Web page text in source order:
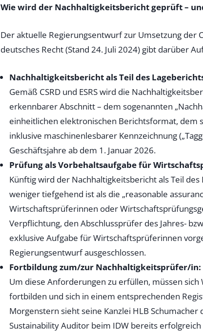
Wie wird der Nachhaltigkeitsbericht geprüft –
Der aktuelle Regierungsentwurf zur Umsetzung der
deutsches Recht (Stand 24. Juli 2024) gibt darüber
Nachhaltigkeitsbericht als Teil des
Gemäß CSRD und ESRS wird die
erkennbarer Abschnitt – dem sogenannten
einheitlichen elektronischen Berichtsformat, dem
inklusive maschinenlesbarer Kennzeichnung
Geschäftsjahre ab dem 1. Januar 2026.
Prüfung als Vorbehaltsaufgabe für
Künftig wird der Nachhaltigkeitsbericht als Teil
weniger tiefgehend ist als die „reasonable
Wirtschaftsprüferinnen oder
Verpflichtung, den Abschlussprüfer des Jahres-
exklusive Aufgabe für Wirtschaftsprüferinnen
Regierungsentwurf ausgeschlossen.
Fortbildung zum/zur Nachhaltigkeitsprüfer/in:
Um diese Anforderungen zu erfüllen, müssen
fortbilden und sich in einem entsprechenden
Morgenstern sieht seine Kanzlei HLB
Sustainability Auditor beim IDW bereits